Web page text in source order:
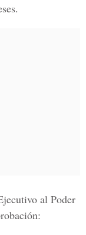
al Poder